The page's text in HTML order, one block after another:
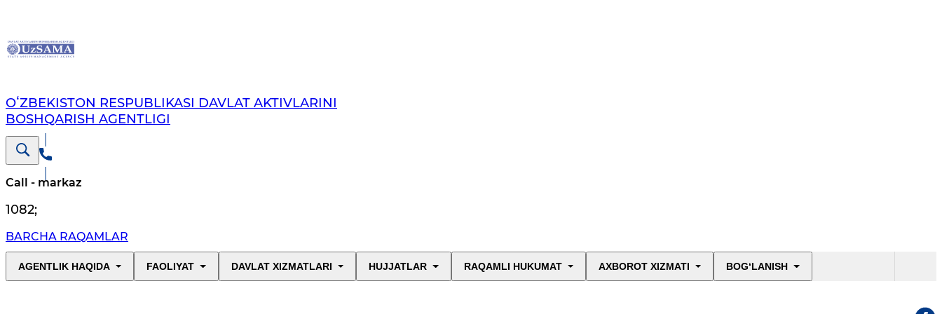
OʻZBEKISTON RESPUBLIKASI DAVLAT AKTIVLARINI
BOSHQARISH AGENTLIGI
Call - markaz
1082;
BARCHA RAQAMLAR
AGENTLIK HAQIDA FAOLIYAT DAVLAT XIZMATLARI HUJJATLAR RAQAMLI HUKUMAT AXBOROT XIZMATI BOG‘LANISH